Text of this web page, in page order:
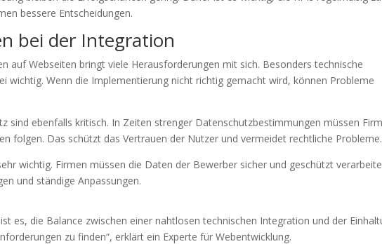
bessere Entscheidungen.
bei der Integration
auf Webseiten bringt viele Herausforderungen mit sich. Besonders technische
wichtig. Wenn die Implementierung nicht richtig gemacht wird, können Probleme
sind ebenfalls kritisch. In Zeiten strenger Datenschutzbestimmungen müssen
folgen. Das schützt das Vertrauen der Nutzer und vermeidet rechtliche Probleme.
wichtig. Firmen müssen die Daten der Bewerber sicher und geschützt
und ständige Anpassungen.
es, die Balance zwischen einer nahtlosen technischen Integration und der
zu finden“, erklärt ein Experte für Webentwicklung.